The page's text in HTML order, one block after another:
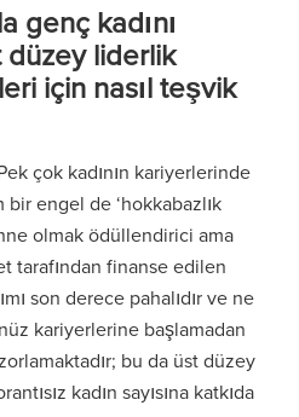
genç kadını
liderlik
için nasıl teşvik
çok kadının kariyerlerinde
bir engel de ‘hokkabazlık
olmak ödüllendirici ama
tarafından finanse edilen
son derece pahalıdır ve ne
kariyerlerine başlamadan
bu da üst düzey
kadın sayısına katkıda